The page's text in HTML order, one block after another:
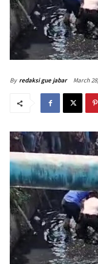
By redaksi gue jabar March